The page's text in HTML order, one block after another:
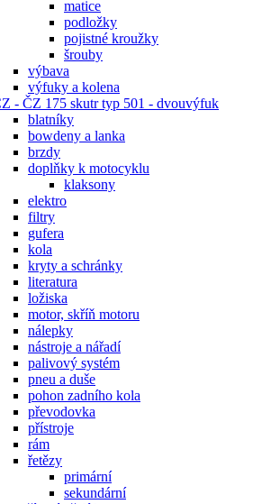
matice
podložky
pojistné kroužky
šrouby
výbava
výfuky a kolena
- ČZ 175 skutr typ 501 - dvouvýfuk
blatníky
bowdeny a lanka
brzdy
doplňky k motocyklu
klaksony
elektro
filtry
gufera
kola
kryty a schránky
literatura
ložiska
motor, skříň motoru
nálepky
nástroje a nářadí
palivový systém
pneu a duše
pohon zadního kola
převodovka
přístroje
rám
řetězy
primární
sekundární